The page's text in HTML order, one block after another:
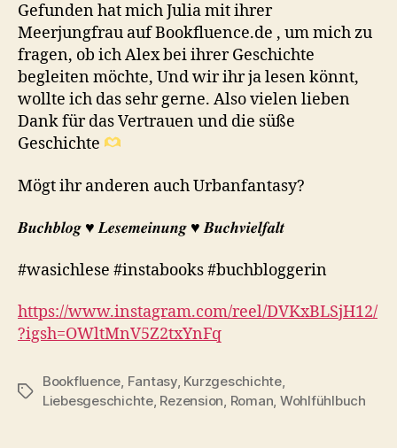
Gefunden hat mich Julia mit ihrer
Meerjungfrau auf Bookfluence.de , um mich zu
fragen, ob ich Alex bei ihrer Geschichte
begleiten möchte, Und wir ihr ja lesen könnt,
wollte ich das sehr gerne. Also vielen lieben
Dank für das Vertrauen und die süße
Geschichte
Mögt ihr anderen auch Urbanfantasy?
𝑩𝒖𝒄𝒉𝒃𝒍𝒐𝒈 ♥︎ 𝑳𝒆𝒔𝒆𝒎𝒆𝒊𝒏𝒖𝒏𝒈 ♥︎ 𝑩𝒖𝒄𝒉𝒗𝒊𝒆𝒍𝒇𝒂𝒍𝒕
#wasichlese #instabooks #buchbloggerin
https://www.instagram.com/reel/DVKxBLSjH12/
?igsh=OWltMnV5Z2txYnFq
Schlagwörter
Bookfluence, Fantasy, Kurzgeschichte,
Liebesgeschichte, Rezension, Roman, Wohlfühlbuch